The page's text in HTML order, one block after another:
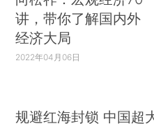
讲，带你了解国内外
经济大局
2022年04月06日
规避红海封锁 中国超